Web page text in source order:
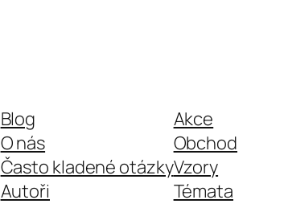
Blog
O nás
Často kladené otázky
Autoři
Akce
Obchod
Vzory
Témata